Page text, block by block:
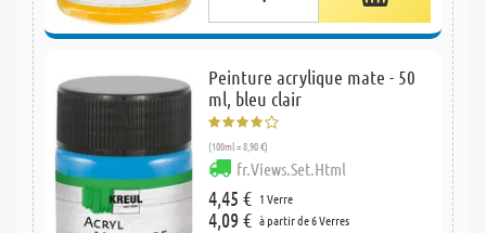
Peinture acrylique mate - 50
ml, bleu clair
(100ml = 8,90 €)
fr.Views.Set.Html
4,45 € 1 Verre
4,09 € à partir de 6 Verres